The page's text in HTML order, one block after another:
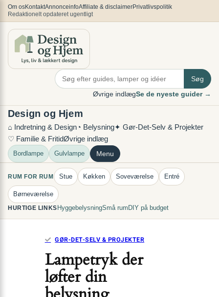
Spring
til
indhold
Om osKontaktAnnonceinfoAffiliate & disclaimerPrivatlivspolitik
Redaktionelt opdateret ugentligt
Søg
Øvrige indlægSe de nyeste guider →
Design og Hjem
⌂ Indretning & Design ◔ Belysning✦ Gør-Det-Selv & Projekter
♡ Familie & FritidØvrige indlæg
Bordlampe Gulvlampe Menu
RUM FOR RUM Stue Køkken Soveværelse Entré
Børneværelse
HURTIGE LINKS HyggebelysningSmå rum DIY på budget
GØR-DET-SELV & PROJEKTER
Lampetryk der
løfter din